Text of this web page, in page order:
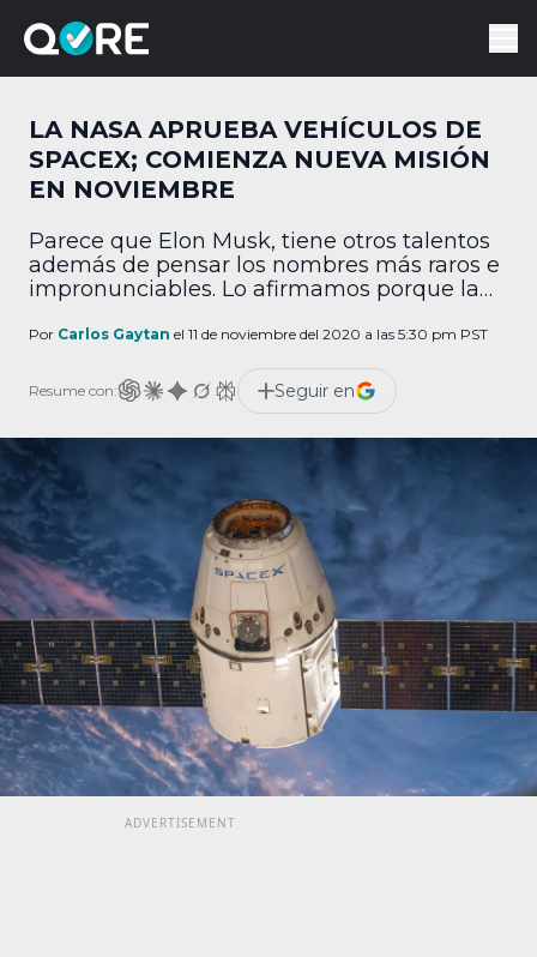
LA NASA APRUEBA VEHÍCULOS DE
SPACEX; COMIENZA NUEVA MISIÓN
EN NOVIEMBRE
Parece que Elon Musk, tiene otros talentos
además de pensar los nombres más raros e
impronunciables. Lo afirmamos porque la
cápsula Crew Dragon y el cohete Falcon 9
Internacional. Este hecho convierte a la
empresa de Musk en la […]
Por Carlos Gaytan el 11 de noviembre del 2020 a las 5:30 pm PST
Resume con: Seguir en